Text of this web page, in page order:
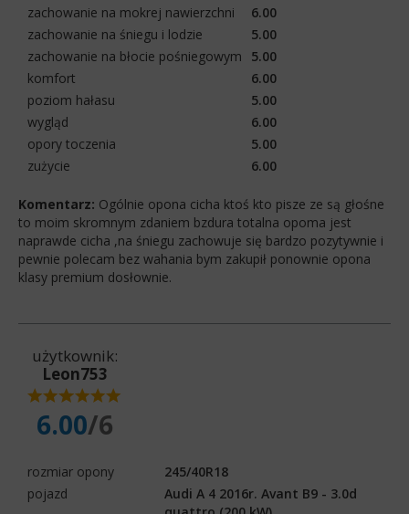
zachowanie na mokrej nawierzchni
6.00
zachowanie na śniegu i lodzie
5.00
zachowanie na błocie pośniegowym
5.00
komfort
6.00
poziom hałasu
5.00
wygląd
6.00
opory toczenia
5.00
zużycie
6.00
Komentarz: Ogólnie opona cicha ktoś kto pisze ze są głośne
to moim skromnym zdaniem bzdura totalna opoma jest
naprawde cicha ,na śniegu zachowuje się bardzo pozytywnie i
pewnie polecam bez wahania bym zakupił ponownie opona
klasy premium dosłownie.
użytkownik:
Leon753
6.00/6
rozmiar opony
245/40R18
pojazd
Audi A 4 2016r. Avant B9 - 3.0d